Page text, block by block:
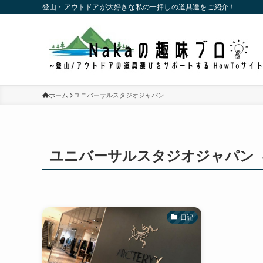
登山・アウトドアが大好きな私の一押しの道具達をご紹介！
ホーム ユニバーサルスタジオジャパン
ユニバーサルスタジオジャパン
日記